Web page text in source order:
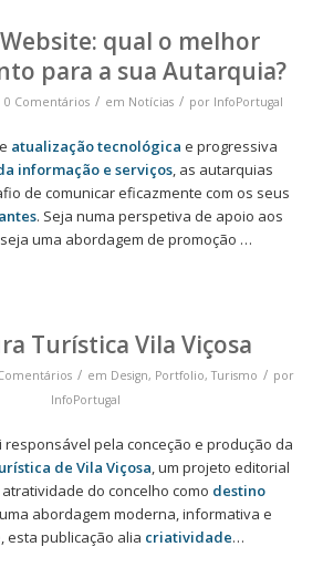
qual o melhor
para a sua Autarquia?
0 Comentários / em Notícias / por InfoPortugal
atualização tecnológica e progressiva
informação e serviços, as autarquias
de comunicar eficazmente com os seus
. Seja numa perspetiva de apoio aos
uma abordagem de promoção …
Turística Vila Viçosa
/ em Design, Portfolio,Turismo / por
InfoPortugal
responsável pela conceção e produção da
de Vila Viçosa, um projeto editorial
do concelho como destino
abordagem moderna, informativa e
esta publicação alia criatividade…